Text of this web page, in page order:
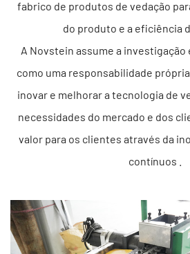
fabrico de produtos de vedação
do produto e a eficiência
A Novstein assume a
como uma responsabilidade
inovar e melhorar a tecnologia de
necessidades do mercado e dos
valor para os clientes através da
contínuos .